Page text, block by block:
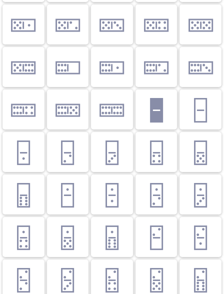
🁕
🁖 🁗 🁘
🁙
🁚
🁛 🁜 🁝
🁞
🁟
🁠 🁡 🁢
🁣
🁤
🁥 🁦 🁧
🁨
🁩
🁪 🁫 🁬
🁭
🁮
🁯 🁰 🁱
🁲
🁳
🁴 🁵 🁶
🁷